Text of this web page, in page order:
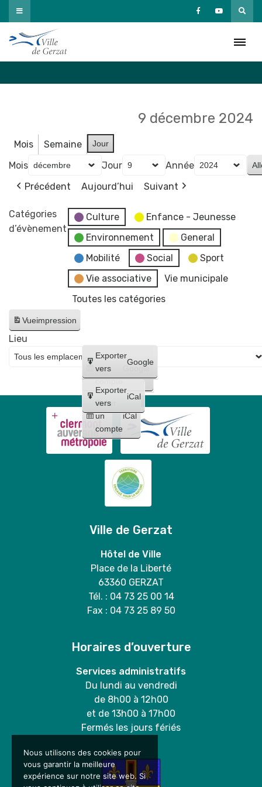
Passer
au
contenu
9 décembre 2024
Mois Semaine Jour
Mois Jour
Année
Précédent
Aujourd’hui Suivant
Catégories
d’évènement
Culture
Enfance - Jeunesse
Environnement
General
Mobilité
Social
Sport
Vie associative
Vie municipale
Toutes les catégories
Vueimpression
Créer
un
compte
Google
Créer
un
compte
iCal
Exporter
vers
Google
Exporter
vers
iCal
Lieu
Ville de Gerzat
Hôtel de Ville
Place de la Liberté
63360 GERZAT
Tél. : 04 73 25 00 14
Fax : 04 73 25 89 50
Horaires d’ouverture
Services administratifs
Du lundi au vendredi
de 8h00 à 12h00
et de 13h00 à 17h00
Fermés les jours fériés
Nous utilisons des cookies pour
vous garantir la meilleure
expérience sur notre site web. Si